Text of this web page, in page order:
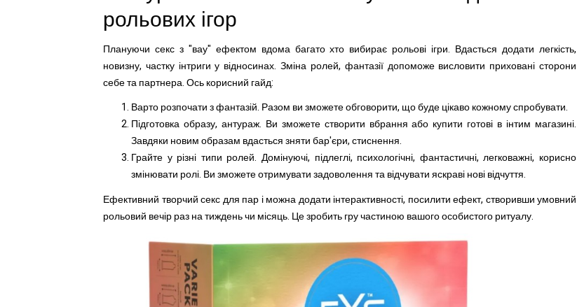
рольових ігор
Плануючи секс з "вау" ефектом вдома багато хто вибирає рольові ігри. Вдасться додати легкість,
новизну, частку інтриги у відносинах. Зміна ролей, фантазії допоможе висловити приховані сторони
себе та партнера. Ось корисний гайд:
Варто розпочати з фантазій. Разом ви зможете обговорити, що буде цікаво кожному спробувати.
Підготовка образу, антураж. Ви зможете створити вбрання або купити готові в інтим магазині.
Завдяки новим образам вдасться зняти бар'єри, стиснення.
Грайте у різні типи ролей. Домінуючі, підлеглі, психологічні, фантастичні, легковажні, корисно
змінювати ролі. Ви зможете отримувати задоволення та відчувати яскраві нові відчуття.
Ефективний творчий секс для пар і можна додати інтерактивності, посилити ефект, створивши умовний
рольовий вечір раз на тиждень чи місяць. Це зробить гру частиною вашого особистого ритуалу.